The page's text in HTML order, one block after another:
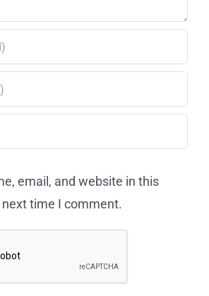
email, and website in this
time I comment.